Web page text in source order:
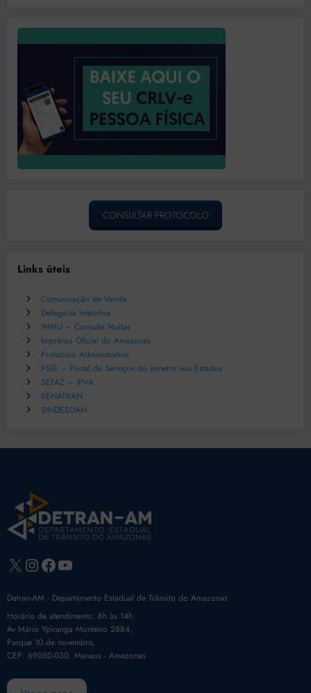
CONSULTAR PROTOCOLO
Links úteis
Comunicação de Venda
Delegacia Interativa
IMMU – Consulta Multas
Imprensa Oficial do Amazonas
Protocolo Administrativo
PSIE – Portal de Serviços do Inmetro nos Estados
SEFAZ – IPVA
SENATRAN
SINDESDAM
X Instagram
Facebook
Youtube
Detran-AM - Departamento Estadual de Trânsito do Amazonas
Horário de atendimento: 8h às 14h.
Av Mário Ypiranga Monteiro 2884,
Parque 10 de novembro,
CEP: 69050-030. Manaus - Amazonas